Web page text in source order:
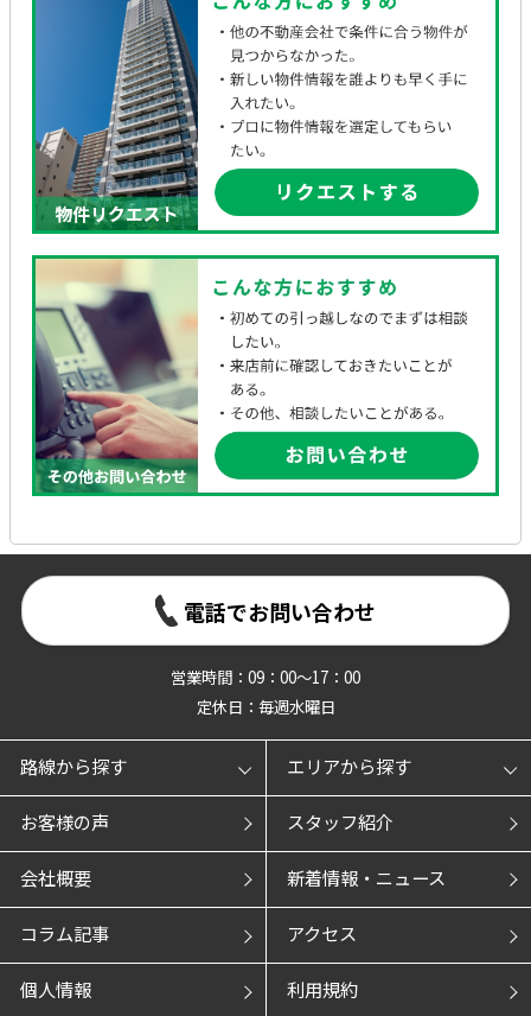
電話でお問い合わせ
営業時間：09：00～17：00
定休日：毎週水曜日
路線から探す エリアから探す
お客様の声 スタッフ紹介
会社概要 新着情報・ニュース
コラム記事 アクセス
個人情報 利用規約